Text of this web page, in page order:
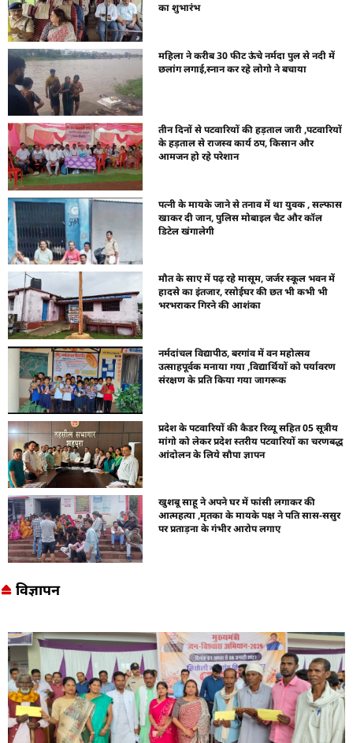
का शुभारंभ
महिला ने करीब 30 फीट ऊंचे नर्मदा पुल से नदी में
छलांग लगाई,स्नान कर रहे लोगो ने बचाया
तीन दिनों से पटवारियों की हड़ताल जारी ,पटवारियों
के हड़ताल से राजस्व कार्य ठप, किसान और
आमजन हो रहे परेशान
पत्नी के मायके जाने से तनाव में था युवक , सल्फास
खाकर दी जान, पुलिस मोबाइल चैट और कॉल
डिटेल खंगालेगी
मौत के साए में पढ़ रहे मासूम, जर्जर स्कूल भवन में
हादसे का इंतजार, रसोईघर की छत भी कभी भी
भरभराकर गिरने की आशंका
नर्मदांचल विद्यापीठ, बरगांव में वन महोत्सव
उत्साहपूर्वक मनाया गया ,विद्यार्थियों को पर्यावरण
संरक्षण के प्रति किया गया जागरूक
प्रदेश के पटवारियों की कैडर रिव्यू सहित 05 सूत्रीय
मांगो को लेकर प्रदेश स्तरीय पटवारियों का चरणबद्ध
आंदोलन के लिये सौपा ज्ञापन
खुशबू साहू ने अपने घर में फांसी लगाकर की
आत्महत्या ,मृतका के मायके पक्ष ने पति सास-ससुर
पर प्रताड़ना के गंभीर आरोप लगाए
विज्ञापन